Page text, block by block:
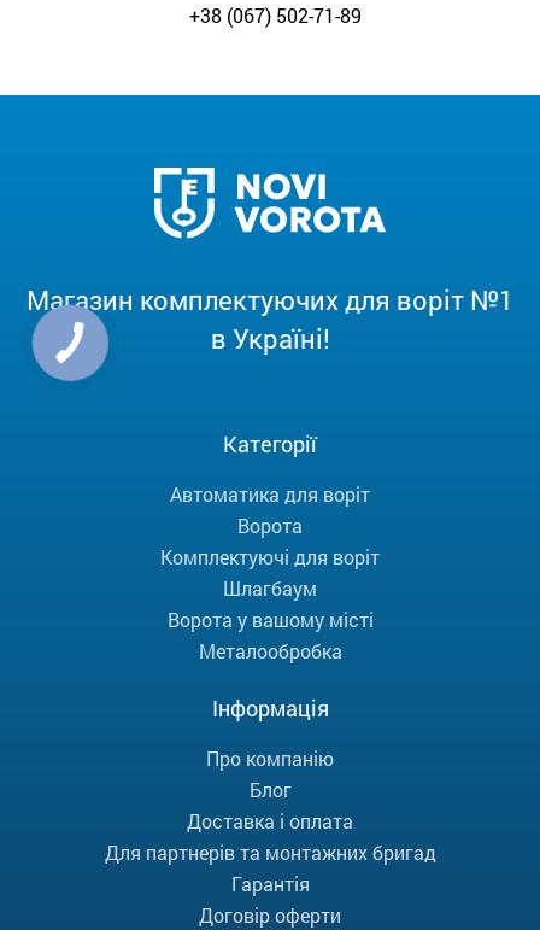
+38 (067) 502-71-89
Магазин комплектуючих для воріт №1
в Україні!
Категорії
Автоматика для воріт
Ворота
Комплектуючі для воріт
Шлагбаум
Ворота у вашому місті
Металообробка
Інформація
Про компанію
Блог
Доставка і оплата
Для партнерів та монтажних бригад
Гарантія
Договір оферти